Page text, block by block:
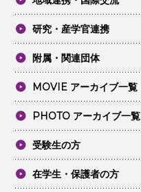
研究・産学官連携
附属・関連団体
MOVIE アーカイブ一覧
PHOTO アーカイブ一覧
受験生の方
在学生・保護者の方